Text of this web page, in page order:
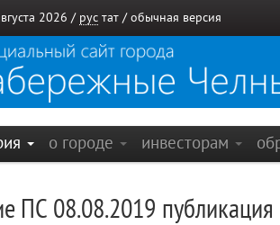
2026 / рус тат / обычная версия
о городе инвесторам
ПС 08.08.2019 публикация